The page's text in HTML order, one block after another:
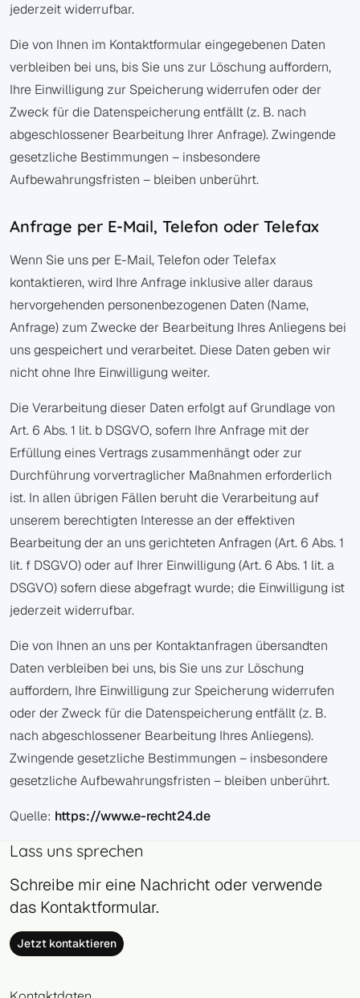
jederzeit widerrufbar.
Die von Ihnen im Kontaktformular eingegebenen Daten
verbleiben bei uns, bis Sie uns zur Löschung auffordern,
Ihre Einwilligung zur Speicherung widerrufen oder der
Zweck für die Datenspeicherung entfällt (z. B. nach
abgeschlossener Bearbeitung Ihrer Anfrage). Zwingende
gesetzliche Bestimmungen – insbesondere
Aufbewahrungsfristen – bleiben unberührt.
Anfrage per E-Mail, Telefon oder Telefax
Wenn Sie uns per E-Mail, Telefon oder Telefax
kontaktieren, wird Ihre Anfrage inklusive aller daraus
hervorgehenden personenbezogenen Daten (Name,
Anfrage) zum Zwecke der Bearbeitung Ihres Anliegens bei
uns gespeichert und verarbeitet. Diese Daten geben wir
nicht ohne Ihre Einwilligung weiter.
Die Verarbeitung dieser Daten erfolgt auf Grundlage von
Art. 6 Abs. 1 lit. b DSGVO, sofern Ihre Anfrage mit der
Erfüllung eines Vertrags zusammenhängt oder zur
Durchführung vorvertraglicher Maßnahmen erforderlich
ist. In allen übrigen Fällen beruht die Verarbeitung auf
unserem berechtigten Interesse an der effektiven
Bearbeitung der an uns gerichteten Anfragen (Art. 6 Abs. 1
lit. f DSGVO) oder auf Ihrer Einwilligung (Art. 6 Abs. 1 lit. a
DSGVO) sofern diese abgefragt wurde; die Einwilligung ist
jederzeit widerrufbar.
Die von Ihnen an uns per Kontaktanfragen übersandten
Daten verbleiben bei uns, bis Sie uns zur Löschung
auffordern, Ihre Einwilligung zur Speicherung widerrufen
oder der Zweck für die Datenspeicherung entfällt (z. B.
nach abgeschlossener Bearbeitung Ihres Anliegens).
Zwingende gesetzliche Bestimmungen – insbesondere
gesetzliche Aufbewahrungsfristen – bleiben unberührt.
Quelle: https://www.e-recht24.de
Lass uns sprechen
Schreibe mir eine Nachricht oder verwende
das Kontaktformular.
Jetzt kontaktieren